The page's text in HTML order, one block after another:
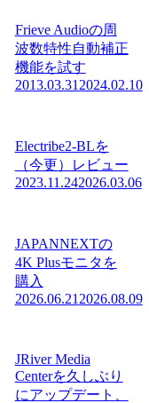
Frieve Audioの周
波数特性自動補正
機能を試す
2013.03.31 2024.02.10
Electribe2-BLを
（今更）レビュー
2023.11.242026.03.06
JAPANNEXTの
4K Plusモニタを
購入
2026.06.21 2026.08.09
JRiver Media
Centerを久しぶり
にアップデート、